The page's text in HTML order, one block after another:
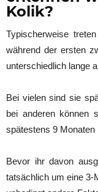
Kolik?
Typischerweise
während der ersten
unterschiedlich lange
Bei vielen sind sie
bei anderen können
spätestens 9 Monaten
Bevor ihr davon
tatsächlich um eine 3-